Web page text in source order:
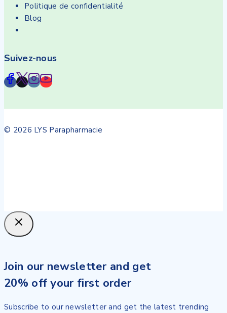
Politique de confidentialité
Blog
Suivez-nous
© 2026 LYS Parapharmacie
Join our newsletter and get
20% off your first order
Subscribe to our newsletter and get the latest trending